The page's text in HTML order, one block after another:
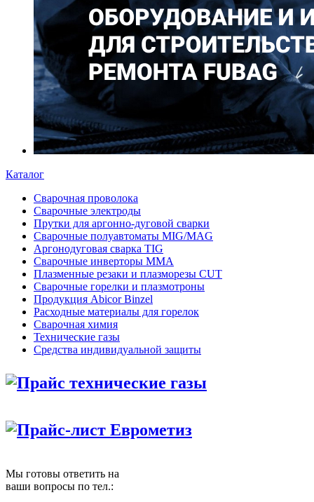
Каталог
Сварочная проволока
Сварочные электроды
Прутки для аргонно-дуговой сварки
Сварочные полуавтоматы MIG/MAG
Аргонодуговая сварка TIG
Сварочные инверторы MMA
Плазменные резаки и плазморезы CUT
Сварочные горелки и плазмотроны
Продукция Abicor Binzel
Расходные материалы для горелок
Сварочная химия
Технические газы
Средства индивидуальной защиты
Прайс технические газы
Прайс-лист Еврометиз
Мы готовы ответить на
ваши вопросы по тел.: